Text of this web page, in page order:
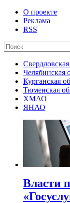
О проекте
Реклама
RSS
Свердловская
Челябинская
Курганская
Тюменская
ХМАО
ЯНАО
Власти